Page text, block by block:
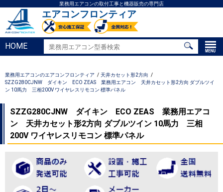
業務用エアコンの取付工事と機器販売の専門店
エアコンフロンティア
HOME
業務用エアコンのエアコンフロンティア
天井カセット形2方向
SZZG280CJNW ダイキン ECO ZEAS 業務用エアコン 天井カセット形2方向 ダブルツイ
ン 10馬力 三相200V ワイヤレスリモコン 標準パネル
SZZG280CJNW ダイキン ECO ZEAS 業務用エアコ
ン 天井カセット形2方向 ダブルツイン 10馬力 三相
200V ワイヤレスリモコン 標準パネル